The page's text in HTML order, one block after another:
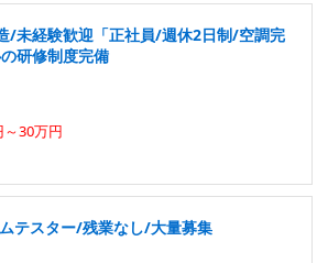
/未経験歓迎「正社員/週休2日制/空調完
研修制度完備
～30万円
テスター/残業なし/大量募集